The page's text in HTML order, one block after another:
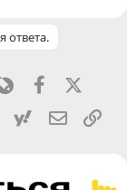
ответа.
LivejournalFacebook
yahoomail